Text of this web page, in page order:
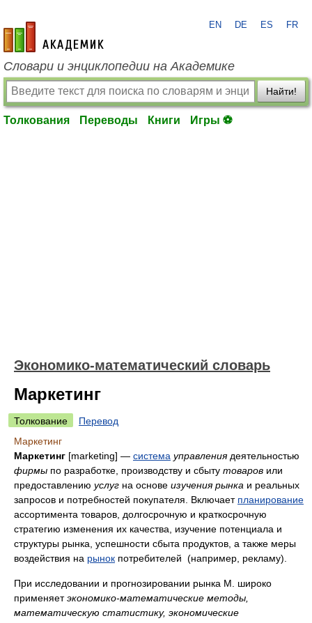
academic.ru
EN DE ES FR
Словари и энциклопедии на Академике
Найти!
Толкования Переводы Книги Игры ⚽
Экономико-математический словарь
Маркетинг
Толкование
Перевод
Маркетинг
Маркетинг [marketing] — система управлениядеятельностью
фирмы по разработке, производству и сбыту товаров или
предоставлению услуг на основе изучения рынка и реальных
запросов и потребностей покупателя. Включает планирование
ассортимента товаров, долгосрочную и краткосрочную
стратегию изменения их качества, изучение потенциала и
структуры рынка, успешности сбыта продуктов, а также меры
воздействия на рынок потребителей (например, рекламу).
При исследовании и прогнозировании рынка М. широко
применяетэкономико-математические методы,
математическую статистику, экономические